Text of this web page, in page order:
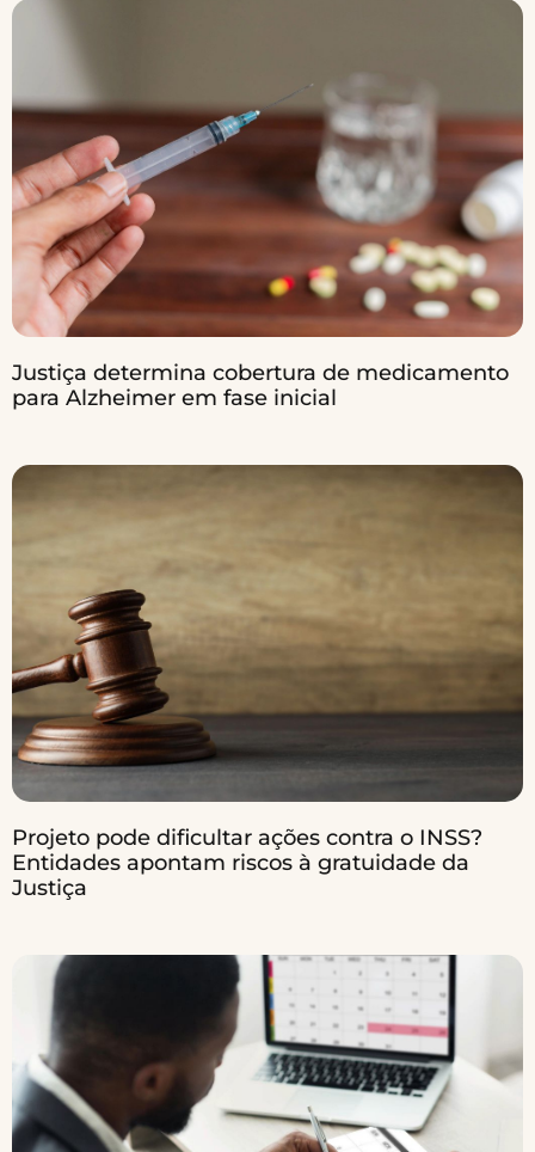
Justiça determina cobertura de medicamento
para Alzheimer em fase inicial
Projeto pode dificultar ações contra o INSS?
Entidades apontam riscos à gratuidade da
Justiça